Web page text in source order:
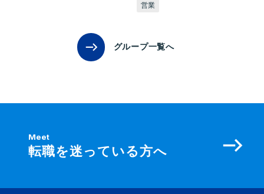
営業
グループ一覧へ
Meet
転職を迷っている方へ